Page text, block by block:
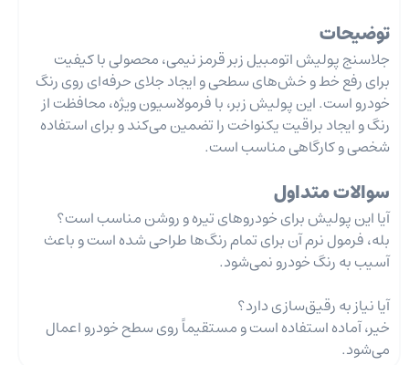
توضیحات
جلاسنج پولیش اتومبیل زبر قرمز نیمی، محصولی با کیفیت
برای رفع خط و خش‌های سطحی و ایجاد جلای حرفه‌ای روی رنگ
خودرو است. این پولیش زبر، با فرمولاسیون ویژه، محافظت از
رنگ و ایجاد براقیت یکنواخت را تضمین می‌کند و برای استفاده
شخصی و کارگاهی مناسب است.
سوالات متداول
آیا این پولیش برای خودروهای تیره و روشن مناسب است؟
بله، فرمول نرم آن برای تمام رنگ‌ها طراحی شده است و باعث
آسیب به رنگ خودرو نمی‌شود.
آیا نیاز به رقیق‌سازی دارد؟
خیر، آماده استفاده است و مستقیماً روی سطح خودرو اعمال
می‌شود.